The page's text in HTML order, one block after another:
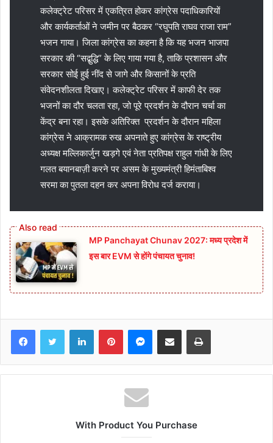
कलेक्ट्रेट परिसर में एकत्रित होकर कांग्रेस पदाधिकारियों
और कार्यकर्ताओं ने जमीन पर बैठकर “रघुपति राघव राजा राम”
भजन गाया। जिला कांग्रेस का कहना है कि यह भजन भाजपा
सरकार की “सद्बुद्धि” के लिए गाया गया है, ताकि प्रशासन और
सरकार सोई हुई नींद से जागे और किसानों के प्रति
संवेदनशीलता दिखाए। कलेक्ट्रेट परिसर में काफी देर तक
भजनों का दौर चलता रहा, जो पूरे प्रदर्शन के दौरान चर्चा का
केंद्र बना रहा। इसके अतिरिक्त प्रदर्शन के दौरान महिला
कांग्रेस ने आक्रामक रुख अपनाते हुए कांग्रेस के राष्ट्रीय
अध्यक्ष मल्लिकार्जुन खड़गे एवं नेता प्रतिपक्ष राहुल गांधी के लिए
गलत बयानबाज़ी करने पर असम के मुख्यमंत्री हिमंताबिश्व
सरमा का पुतला दहन कर अपना विरोध दर्ज कराया।
MP Panchayat Chunav 2027: मध्य प्रदेश में
इस बार EVM से होंगे पंचायत चुनाव!
FacebookTwitter LinkedInPinterestMessenger
Share via Email Print
With Product You Purchase